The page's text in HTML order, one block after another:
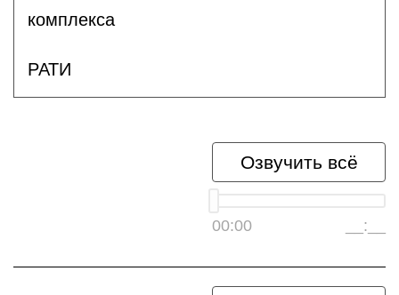
комплекса
РАТИ
Озвучить всё
00:00 __:__